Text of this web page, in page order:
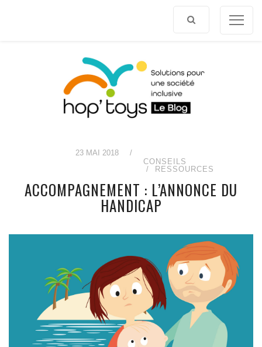
23 MAI 2018
/
CONSEILS
RESSOURCES
ACCOMPAGNEMENT : L’ANNONCE DU
HANDICAP